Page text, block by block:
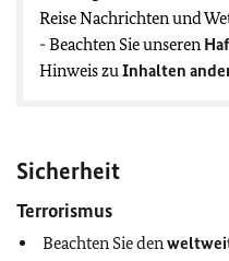
Reise Nachrichten und
- Beachten Sie unseren
Hinweis zuInhalten
Sicherheit
Terrorismus
Beachten Sie den